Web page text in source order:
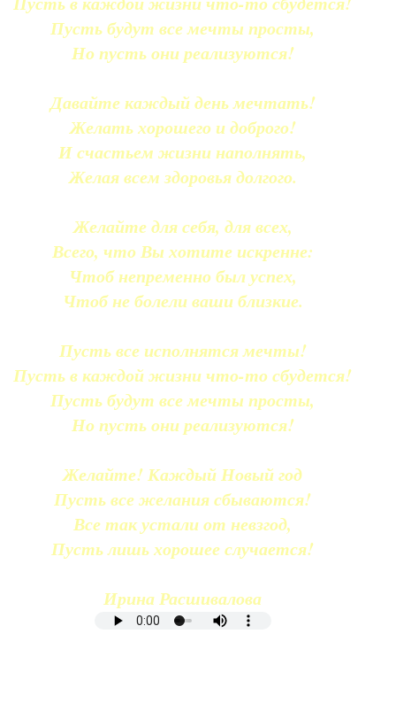
Пусть будут все мечты просты,
Но пусть они реализуются!
Давайте каждый день мечтать!
Желать хорошего и доброго!
И счастьем жизни наполнять,
Желая всем здоровья долгого.
Желайте для себя, для всех,
Всего, что Вы хотите искренне:
Чтоб непременно был успех,
Чтоб не болели ваши близкие.
Пусть все исполнятся мечты!
Пусть в каждой жизни что-то сбудется!
Пусть будут все мечты просты,
Но пусть они реализуются!
Желайте! Каждый Новый год
Пусть все желания сбываются!
Все так устали от невзгод,
Пусть лишь хорошее случается!
Ирина Расшивалова